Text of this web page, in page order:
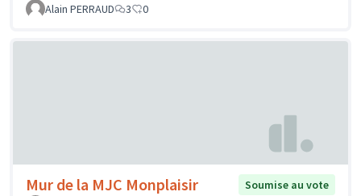
Alain PERRAUD 3 0
Mur de la MJC Monplaisir
Soumise au vote